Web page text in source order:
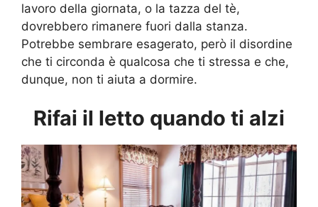
lavoro della giornata, o la tazza del tè,
dovrebbero rimanere fuori dalla stanza.
Potrebbe sembrare esagerato, però il disordine
che ti circonda è qualcosa che ti stressa e che,
dunque, non ti aiuta a dormire.
Rifai il letto quando ti alzi